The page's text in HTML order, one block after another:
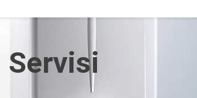
Servisi